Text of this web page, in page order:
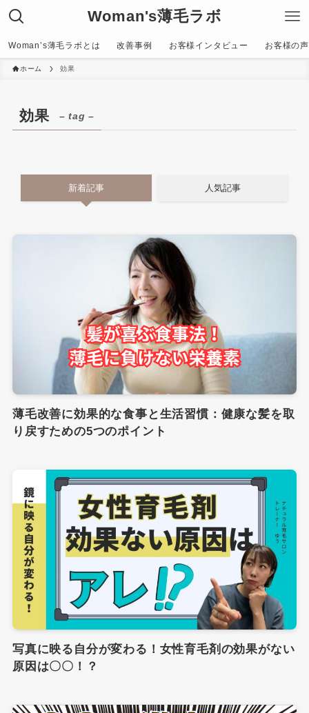
Woman's薄毛ラボ
Woman’s薄毛ラボとは 改善事例 お客様インタビュー お客様の
ホーム 効果
効果 – tag –
新着記事 人気記事
薄毛改善に効果的な食事と生活習慣：健康な髪を取
り戻すための5つのポイント
写真に映る自分が変わる！女性育毛剤の効果がない
原因は〇〇！？